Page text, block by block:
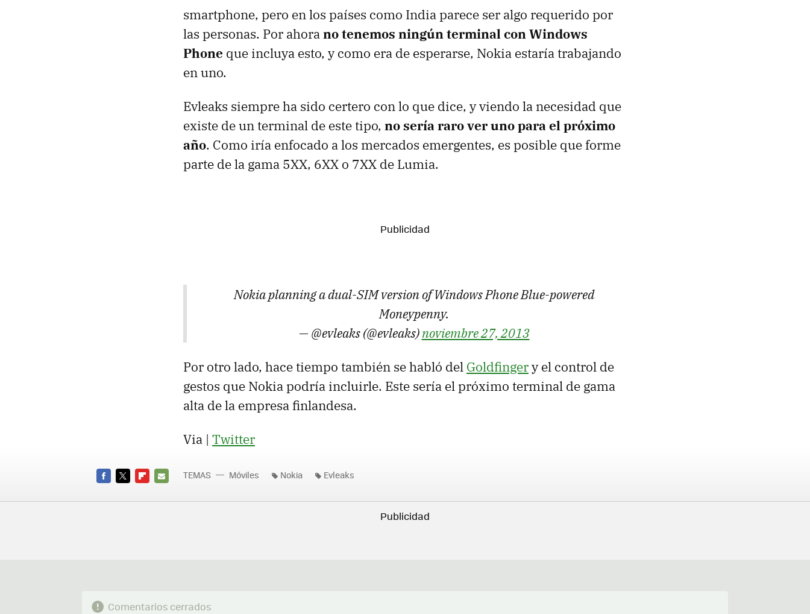
smartphone, pero en los países como India parece ser algo requerido por
las personas. Por ahorano tenemos ningún terminal con Windows
Phone que incluya esto, y como era de esperarse, Nokia estaría trabajando
en uno.
Evleaks siempre ha sido certero con lo que dice, y viendo la necesidad que
existe de un terminal de este tipo, no sería raro ver uno para el próximo
año. Como iría enfocado a los mercados emergentes, es posible que forme
parte de la gama 5XX, 6XX o 7XX de Lumia.
Nokia planning a dual-SIM version of Windows Phone Blue-powered
Moneypenny.
— @evleaks (@evleaks)noviembre 27, 2013
Por otro lado, hace tiempo también se habló del Goldfingery el control de
gestos que Nokia podría incluirle. Este sería el próximo terminal de gama
alta de la empresa finlandesa.
Via | Twitter
MAIL
TEMAS Móviles Nokia Evleaks
Comentarios cerrados